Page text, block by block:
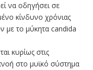
να οδηγήσει σε
κίνδυνο χρόνιας
με το μύκητα candida
κυρίως στις
στο μυϊκό σύστημα